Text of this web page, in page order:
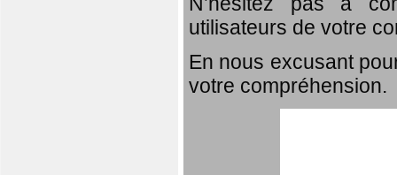
utilisateurs de votre
En nous excusant
votre compréhension.